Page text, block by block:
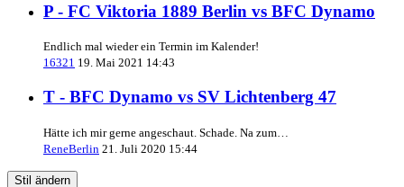
P - FC Viktoria 1889 Berlin vs BFC Dynamo
Endlich mal wieder ein Termin im Kalender!
16321 19. Mai 2021 14:43
T - BFC Dynamo vs SV Lichtenberg 47
Hätte ich mir gerne angeschaut. Schade. Na zum…
ReneBerlin 21. Juli 2020 15:44
Stil ändern